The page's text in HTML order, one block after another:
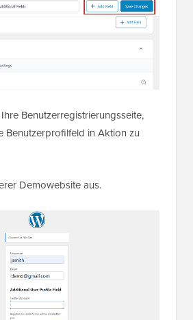
Benutzerregistrierungsseite,
Benutzerprofilfeld in Aktion zu
Demowebsite aus.